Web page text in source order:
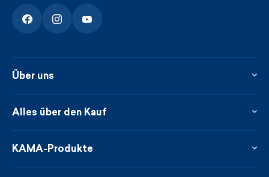
Über uns
Kontakte
Neuheiten
Alles über den Kauf
Treueprogramm
KAMA-Produkte